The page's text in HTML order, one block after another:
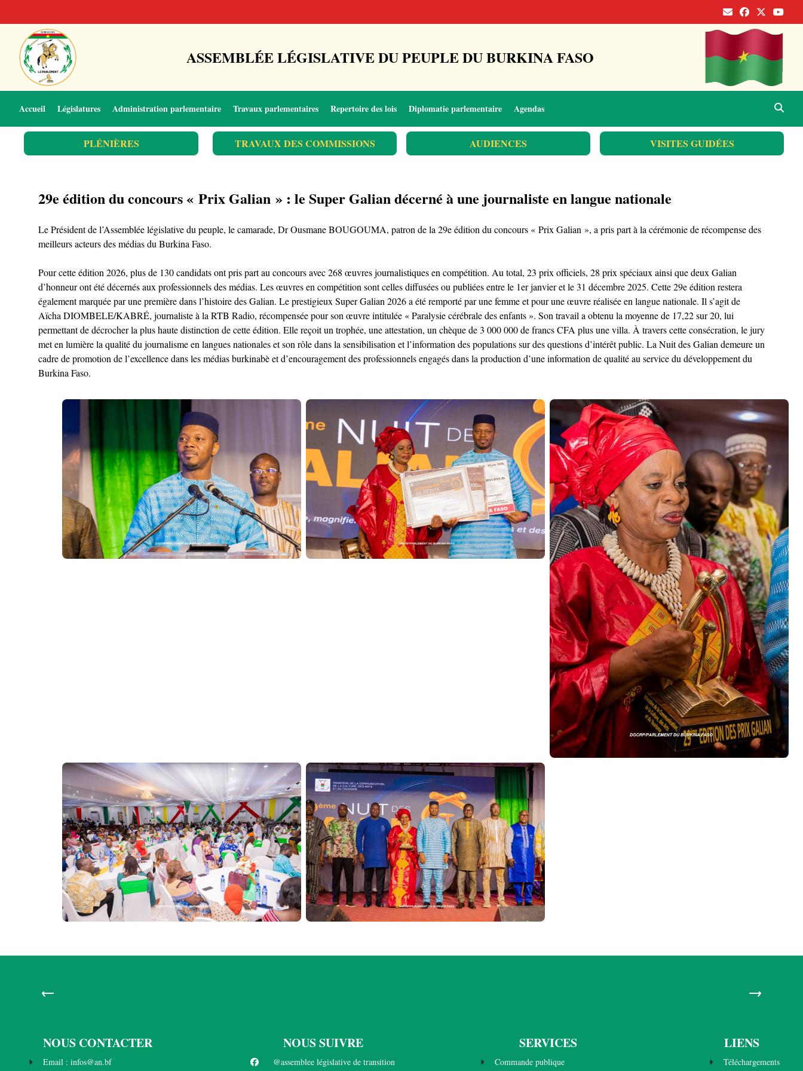
ASSEMBLÉE LÉGISLATIVE DU PEUPLE DU BURKINA FASO
Accueil Législatures Administration parlementaire Travaux parlementaires Repertoire des lois Diplomatie parlementaire Agendas
PLÉNIÈRES TRAVAUX DES COMMISSIONS AUDIENCES VISITES GUIDÉES
29e édition du concours « Prix Galian » : le Super Galian décerné à une journaliste en langue nationale
Le Président de l’Assemblée législative du peuple, le camarade, Dr Ousmane BOUGOUMA, patron de la 29e édition du concours « Prix Galian », a pris part à la cérémonie de récompense des
meilleurs acteurs des médias du Burkina Faso.
Pour cette édition 2026, plus de 130 candidats ont pris part au concours avec 268 œuvres journalistiques en compétition. Au total, 23 prix officiels, 28 prix spéciaux ainsi que deux Galian
d’honneur ont été décernés aux professionnels des médias. Les œuvres en compétition sont celles diffusées ou publiées entre le 1er janvier et le 31 décembre 2025. Cette 29e édition restera
également marquée par une première dans l’histoire des Galian. Le prestigieux Super Galian 2026 a été remporté par une femme et pour une œuvre réalisée en langue nationale. Il s’agit de
Aïcha DIOMBELE/KABRÉ, journaliste à la RTB Radio, récompensée pour son œuvre intitulée « Paralysie cérébrale des enfants ». Son travail a obtenu la moyenne de 17,22 sur 20, lui
permettant de décrocher la plus haute distinction de cette édition. Elle reçoit un trophée, une attestation, un chèque de 3 000 000 de francs CFA plus une villa. À travers cette consécration, le jury
met en lumière la qualité du journalisme en langues nationales et son rôle dans la sensibilisation et l’information des populations sur des questions d’intérêt public. La Nuit des Galian demeure un
cadre de promotion de l’excellence dans les médias burkinabè et d’encouragement des professionnels engagés dans la production d’une information de qualité au service du développement du
Burkina Faso.
← →
NOUS CONTACTER
Email : infos@an.bf
NOUS SUIVRE
@assemblee législative de transition
SERVICES
Commande publique
LIENS
Téléchargements